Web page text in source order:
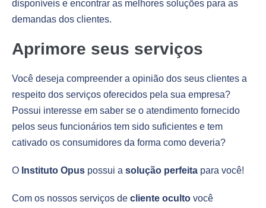
disponíveis e encontrar as melhores soluções para as
demandas dos clientes.
Aprimore seus serviços
Você deseja compreender a opinião dos seus clientes a
respeito dos serviços oferecidos pela sua empresa?
Possui interesse em saber se o atendimento fornecido
pelos seus funcionários tem sido suficientes e tem
cativado os consumidores da forma como deveria?
O Instituto Opus possui a solução perfeita para você!
Com os nossos serviços de cliente oculto você